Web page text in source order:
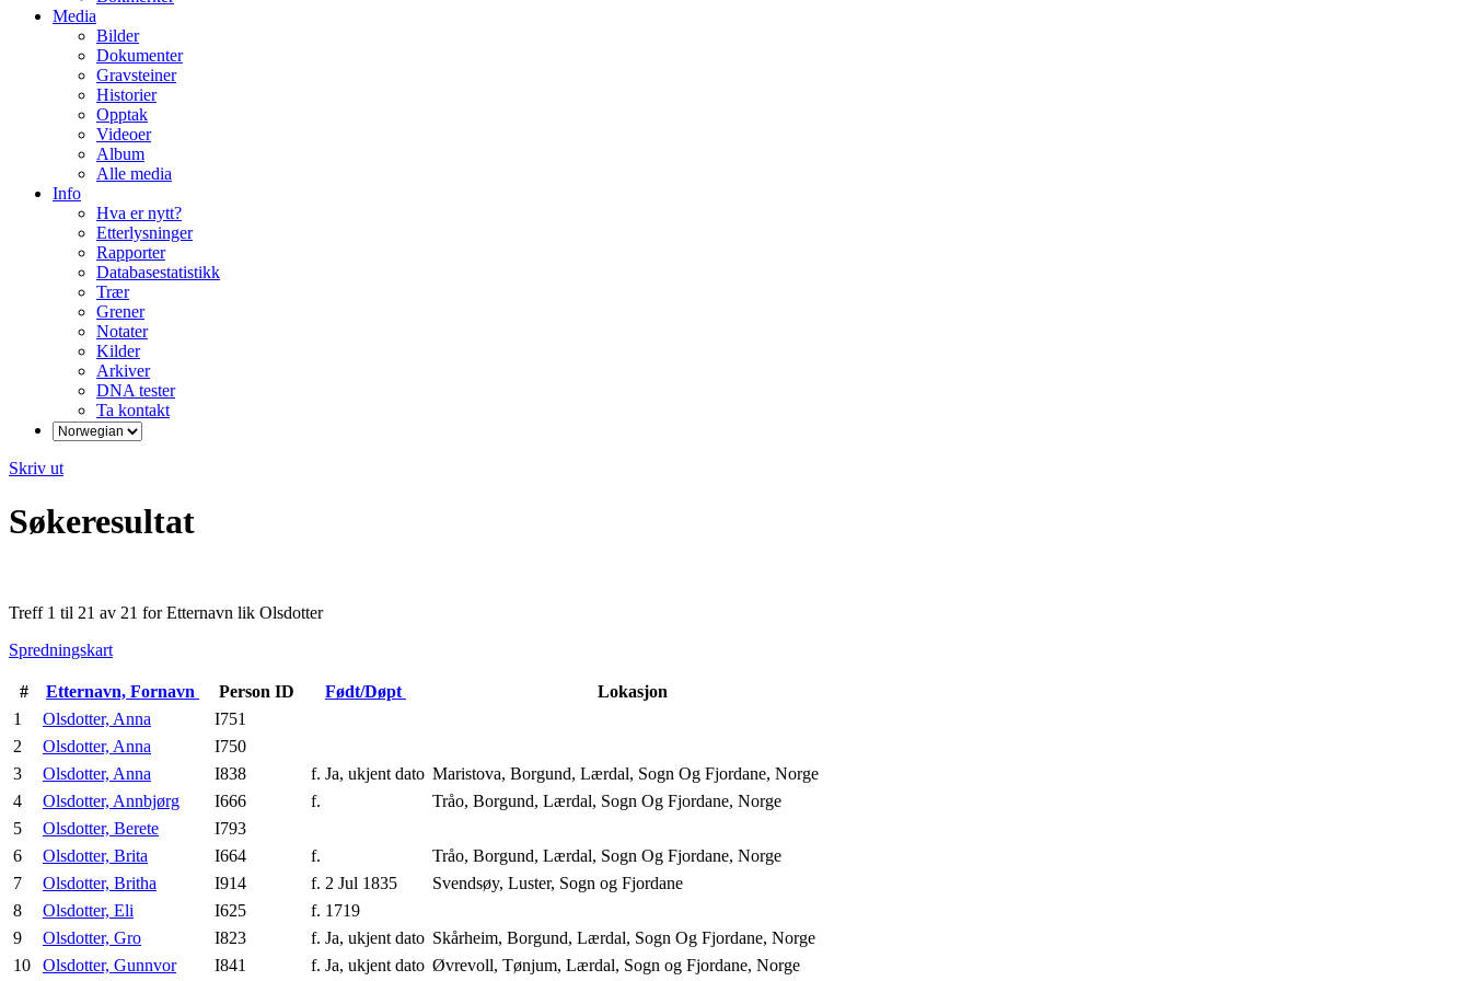
Media
Bilder
Dokumenter
Gravsteiner
Historier
Opptak
Videoer
Album
Alle media
Info
Hva er nytt?
Etterlysninger
Rapporter
Databasestatistikk
Trær
Grener
Notater
Kilder
Arkiver
DNA tester
Ta kontakt
Skriv ut
Søkeresultat
Treff 1 til 21 av 21 for Etternavn lik Olsdotter
Spredningskart
# Etternavn, Fornavn Person ID Født/Døpt
Lokasjon
1
Olsdotter, Anna
I751
2
Olsdotter, Anna
I750
3
Olsdotter, Anna I838 f. Ja, ukjent dato Maristova, Borgund, Lærdal, Sogn Og Fjordane, Norge
4
Olsdotter, Annbjørg I666 f.
Tråo, Borgund, Lærdal, Sogn Og Fjordane, Norge
5
Olsdotter, Berete
I793
6
Olsdotter, Brita I664 f.
Tråo, Borgund, Lærdal, Sogn Og Fjordane, Norge
7
Olsdotter, Britha I914 f. 2 Jul 1835
Svendsøy, Luster, Sogn og Fjordane
8
Olsdotter, Eli I625
f. 1719
9
Olsdotter, Gro I823 f. Ja, ukjent dato Skårheim, Borgund, Lærdal, Sogn Og Fjordane, Norge
10
Olsdotter, Gunnvor I841 f. Ja, ukjent dato Øvrevoll, Tønjum, Lærdal, Sogn og Fjordane, Norge